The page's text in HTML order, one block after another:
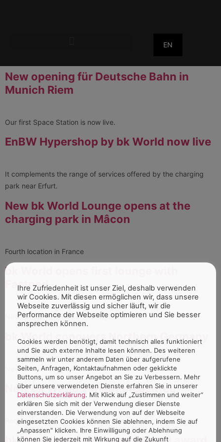
EN
New opening für Deutsche Bahn in
Munich Riem
Our first Space Station is now live.
EnBW Hypershop by bk World now live
It complements the range of services offered by the charging
park near Erfurt.
New bk World Lounge opens at the
charging park in Mâcon
Fourth location in France
bk World opens first lounge with
Fastned
New Fastned Lounge in Kinding
bk World conquers Northern Germany
New location opens in Sottrum
New bk World variant presented
Request bk World THE BOX Version now
Ihre Zufriedenheit ist unser Ziel, deshalb verwenden
wir Cookies. Mit diesen ermöglichen wir, dass unsere
Webseite zuverlässig und sicher läuft, wir die
Performance der Webseite optimieren und Sie besser
ansprechen können.
Cookies werden benötigt, damit technisch alles funktioniert
und Sie auch externe Inhalte lesen können. Des weiteren
sammeln wir unter anderem Daten über aufgerufene
Seiten, Anfragen, Kontaktaufnahmen oder geklickte
Buttons, um so unser Angebot an Sie zu Verbessern. Mehr
über unsere verwendeten Dienste erfahren Sie in unserer
Datenschutzerklärung. Mit Klick auf „Zustimmen und weiter“
erklären Sie sich mit der Verwendung dieser Dienste
einverstanden. Die Verwendung von auf der Webseite
eingesetzten Cookies können Sie ablehnen, indem Sie auf
„Anpassen" klicken. Ihre Einwilligung oder Ablehnung
können Sie jederzeit mit Wirkung auf die Zukunft